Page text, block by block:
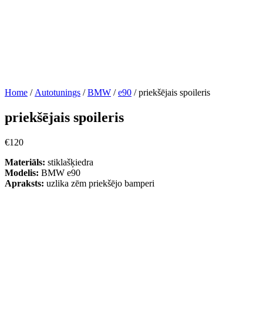
Home / Autotunings /BMW /e90 / priekšējais spoileris
priekšējais spoileris
€120
Materiāls: stiklašķiedra
Modelis: BMW e90
Apraksts: uzlika zēm priekšējo bamperi